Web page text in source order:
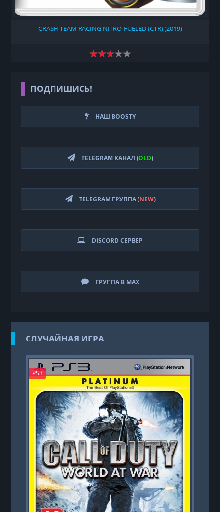
CRASH TEAM RACING NITRO-FUELED (CTR) (2019)
ПОДПИШИСЬ!
НАШ BOOSTY
TELEGRAM КАНАЛ (OLD)
TELEGRAM ГРУППА (NEW)
DISCORD СЕРВЕР
ГРУППА В MAX
СЛУЧАЙНАЯ ИГРА
PS3